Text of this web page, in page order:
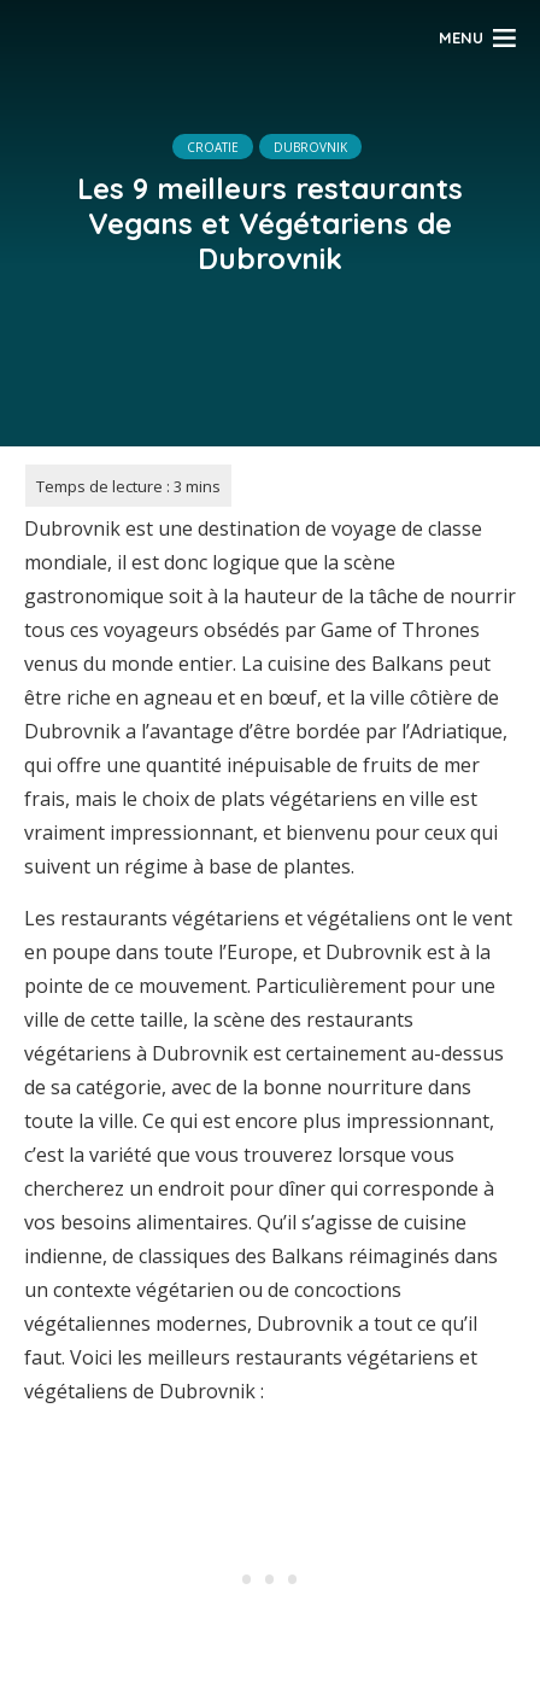
MENU
CROATIE DUBROVNIK
Les 9 meilleurs restaurants
Vegans et Végétariens de
Dubrovnik
Dubrovnik est une destination de voyage de classe
mondiale, il est donc logique que la scène
gastronomique soit à la hauteur de la tâche de nourrir
tous ces voyageurs obsédés par Game of Thrones
venus du monde entier. La cuisine des Balkans peut
être riche en agneau et en bœuf, et la ville côtière de
Dubrovnik a l’avantage d’être bordée par l’Adriatique,
qui offre une quantité inépuisable de fruits de mer
frais, mais le choix de plats végétariens en ville est
vraiment impressionnant, et bienvenu pour ceux qui
suivent un régime à base de plantes.
Les restaurants végétariens et végétaliens ont le vent
en poupe dans toute l’Europe, et Dubrovnik est à la
pointe de ce mouvement. Particulièrement pour une
ville de cette taille, la scène des restaurants
végétariens à Dubrovnik est certainement au-dessus
de sa catégorie, avec de la bonne nourriture dans
toute la ville. Ce qui est encore plus impressionnant,
c’est la variété que vous trouverez lorsque vous
chercherez un endroit pour dîner qui corresponde à
vos besoins alimentaires. Qu’il s’agisse de cuisine
indienne, de classiques des Balkans réimaginés dans
un contexte végétarien ou de concoctions
végétaliennes modernes, Dubrovnik a tout ce qu’il
faut. Voici les meilleurs restaurants végétariens et
végétaliens de Dubrovnik :